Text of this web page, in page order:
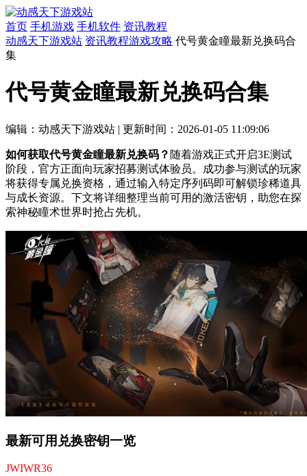
首页 手机游戏 手机软件 资讯教程
动感天下游戏站 资讯教程游戏攻略 代号黄金瞳最新兑换码合
集
代号黄金瞳最新兑换码合集
编辑：动感天下游戏站 | 更新时间：2026-01-05 11:09:06
如何获取代号黄金瞳最新兑换码？ 随着游戏正式开启3E测试
阶段，官方正面向玩家招募测试体验员。成功参与测试的玩家
将获得专属兑换资格，通过输入特定序列码即可解锁珍稀道具
与成长资源。下文将详细整理当前可用的激活密钥，助您在探
索神秘瞳术世界时抢占先机。
最新可用兑换密钥一览
JWIWR36